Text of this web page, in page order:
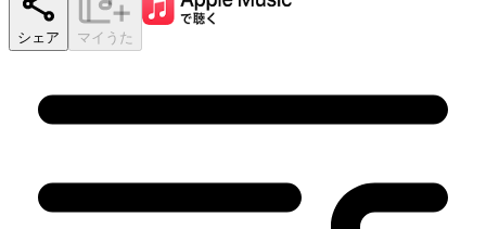
シェア マイうた